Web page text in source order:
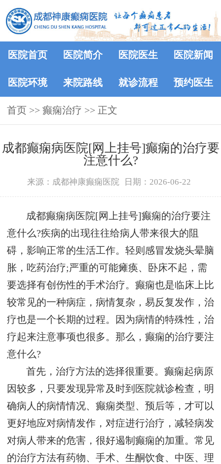
医院首页 医院简介 医院医生 医院新闻
医院环境 来院路线 就诊流程 预约医生
首页 >> 癫痫治疗 >> 正文
成都癫痫病医院[网上挂号]癫痫的治疗要
注意什么?
来源：成都神康癫痫医院 日期：2026-06-22
成都癫痫病医院[网上挂号]癫痫的治疗要注
意什么?疾病的出现往往给病人带来很大的阻
碍，影响正常的生活工作。轻则感冒发烧头晕脑
胀，吃药治疗;严重的可能瘫痪、卧床不起，需
要选择有创伤性的手术治疗。癫痫也是临床上比
较常见的一种病症，病情复杂，易反复发作，治
疗也是一个长期的过程。因为病情的特殊性，治
疗起来注意事项也很多。那么，癫痫的治疗要注
意什么?
首先，治疗方法的选择很重要。癫痫起病原
因较多，只要发现异常及时到医院就诊检查，明
确病人的病情情况、癫痫类型、预后等，才可以
更好地应对病情发作，对症进行治疗，减轻病发
对病人带来的危害，很好遏制癫痫的加重。常见
的治疗方法有药物、手术、生酮饮食、中医、理